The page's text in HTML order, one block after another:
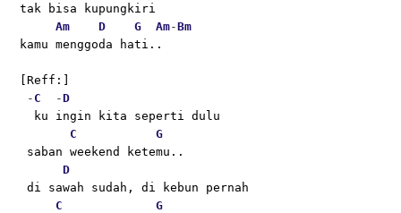
tak bisa kupungkiri
Am
D G Am-Bm
kamu menggoda hati..
[Reff:]
- C
  -
D
  ku ingin kita seperti dulu
C
G
saban weekend ketemu..
D
di sawah sudah, di kebun pernah
C
G